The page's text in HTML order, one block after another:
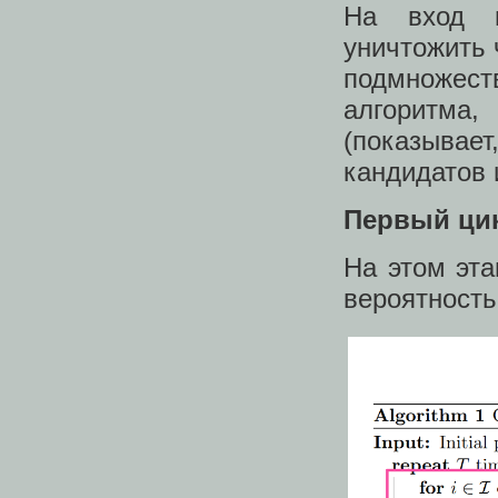
На вход
уничтожить
кандидатов
Первый
На этом